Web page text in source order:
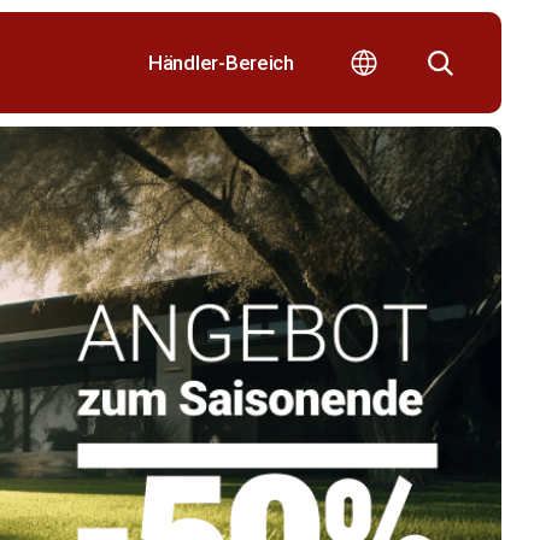
Händler-Bereich